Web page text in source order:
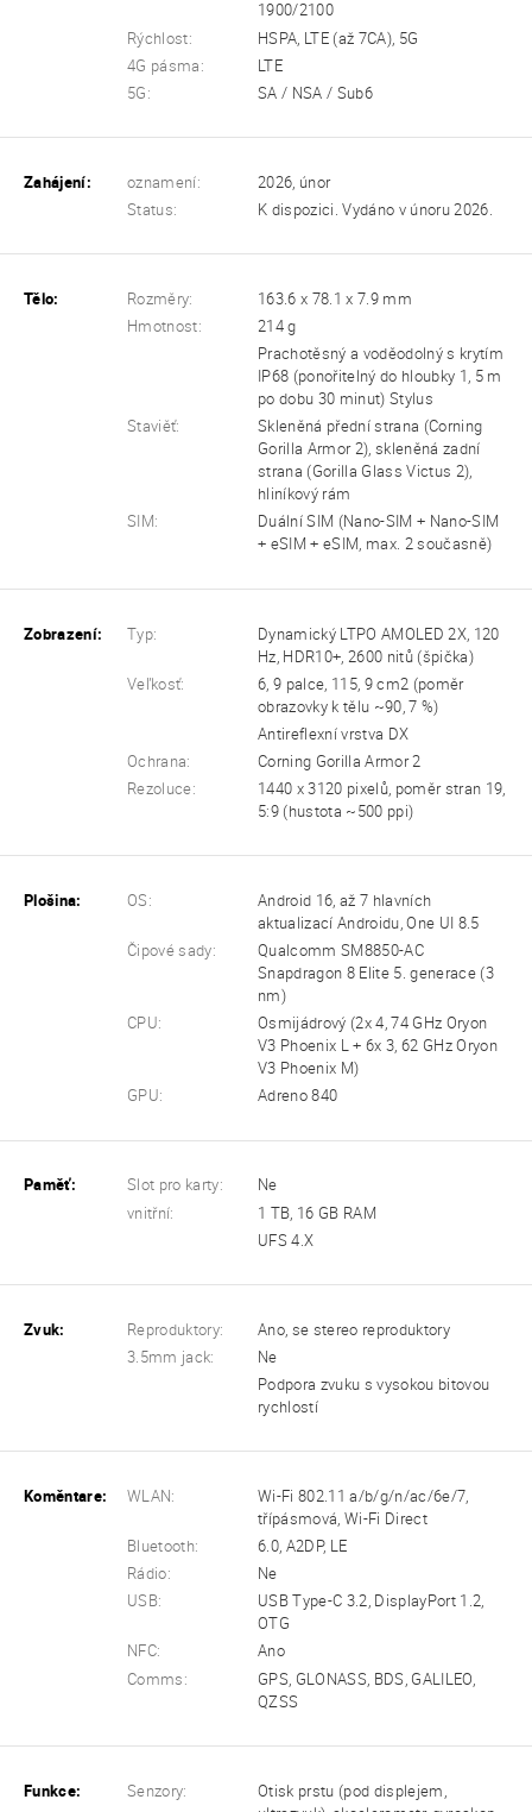
1900/2100
Rýchlost:
HSPA, LTE (až 7CA), 5G
4G pásma:
LTE
5G:
SA / NSA / Sub6
Zahájení: oznamení:
2026, únor
Status:
K dispozici. Vydáno v únoru 2026.
Tělo: Rozměry:
163.6 x 78.1 x 7.9 mm
Hmotnost:
214 g
Prachotěsný a voděodolný s krytím
IP68 (ponořitelný do hloubky 1, 5 m
po dobu 30 minut) Stylus
Staviěť:
Skleněná přední strana (Corning
Gorilla Armor 2), skleněná zadní
strana (Gorilla Glass Victus 2),
hliníkový rám
SIM:
Duální SIM (Nano-SIM + Nano-SIM
+ eSIM + eSIM, max. 2 současně)
Zobrazení: Typ:
Dynamický LTPO AMOLED 2X, 120
Hz, HDR10+, 2600 nitů (špička)
Veľkosť:
6, 9 palce, 115, 9 cm2 (poměr
obrazovky k tělu ~90, 7 %)
Antireflexní vrstva DX
Ochrana:
Corning Gorilla Armor 2
Rezoluce:
1440 x 3120 pixelů, poměr stran 19,
5:9 (hustota ~500 ppi)
Plošina: OS:
Android 16, až 7 hlavních
aktualizací Androidu, One UI 8.5
Čipové sady:
Qualcomm SM8850-AC
Snapdragon 8 Elite 5. generace (3
nm)
CPU:
Osmijádrový (2x 4, 74 GHz Oryon
V3 Phoenix L + 6x 3, 62 GHz Oryon
V3 Phoenix M)
GPU:
Adreno 840
Paměť: Slot pro karty:
Ne
vnitřní:
1 TB, 16 GB RAM
UFS 4.X
Zvuk: Reproduktory:
Ano, se stereo reproduktory
3.5mm jack:
Ne
Podpora zvuku s vysokou bitovou
rychlostí
Koměntare: WLAN:
Wi-Fi 802.11 a/b/g/n/ac/6e/7,
třípásmová, Wi-Fi Direct
Bluetooth:
6.0, A2DP, LE
Rádio:
Ne
USB:
USB Type-C 3.2, DisplayPort 1.2,
OTG
NFC:
Ano
Comms:
GPS, GLONASS, BDS, GALILEO,
QZSS
Funkce: Senzory:
Otisk prstu (pod displejem,